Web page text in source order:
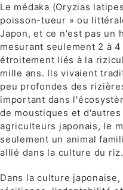
Le médaka (Oryzias
poisson-tueur » ou
Japon, et ce n'est pas un
mesurant seulement 2 à
étroitement liés à la
mille ans. Ils vivaient
peu profondes des
important dans
de moustiques et
agriculteurs japonais, le
seulement un animal
allié dans la culture du riz.
Dans la culture